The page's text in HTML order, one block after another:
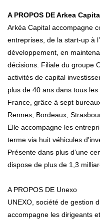
A PROPOS DE Arkea
Arkéa Capital accompagne
entreprises, de la start-up à
développement, en
décisions. Filiale du groupe
activités de capital
plus de 40 ans dans tous
France, grâce à sept
Rennes, Bordeaux,
Elle accompagne les
terme via huit véhicules
Présente dans plus d’une
dispose de plus de 1,3
A PROPOS DE Unexo
UNEXO, société de gestion
accompagne les dirigeants